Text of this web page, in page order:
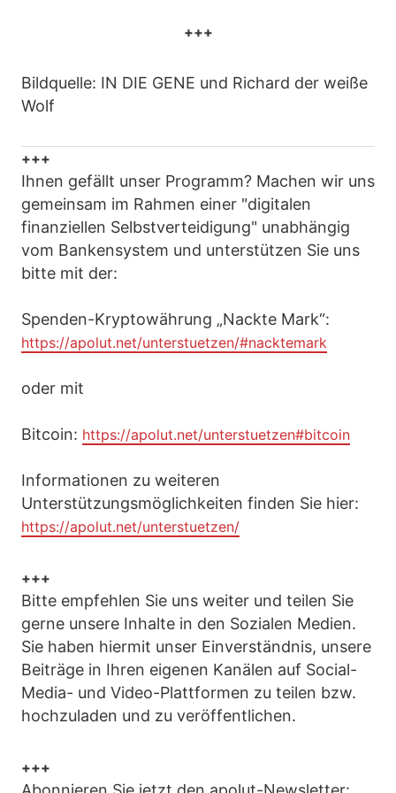
+++
Bildquelle: IN DIE GENE und Richard der weiße
Wolf
+++
Ihnen gefällt unser Programm? Machen wir uns
gemeinsam im Rahmen einer "digitalen
finanziellen Selbstverteidigung" unabhängig
vom Bankensystem und unterstützen Sie uns
bitte mit der:
Spenden-Kryptowährung „Nackte Mark“:
https://apolut.net/unterstuetzen/#nacktemark
oder mit
Bitcoin: https://apolut.net/unterstuetzen#bitcoin
Informationen zu weiteren
Unterstützungsmöglichkeiten finden Sie hier:
https://apolut.net/unterstuetzen/
+++
Bitte empfehlen Sie uns weiter und teilen Sie
gerne unsere Inhalte in den Sozialen Medien.
Sie haben hiermit unser Einverständnis, unsere
Beiträge in Ihren eigenen Kanälen auf Social-
Media- und Video-Plattformen zu teilen bzw.
hochzuladen und zu veröffentlichen.
+++